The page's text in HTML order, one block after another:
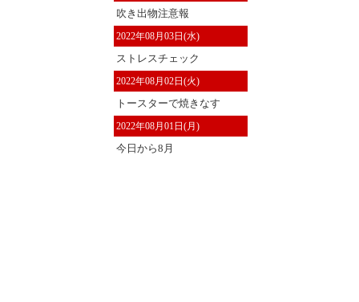
吹き出物注意報
2022年08月03日(水)
ストレスチェック
2022年08月02日(火)
トースターで焼きなす
2022年08月01日(月)
今日から8月